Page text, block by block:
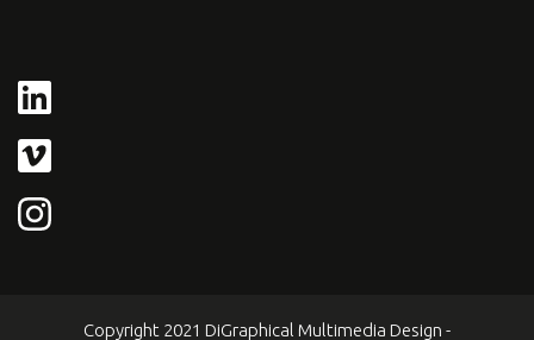
Copyright 2021 DiGraphical Multimedia Design -